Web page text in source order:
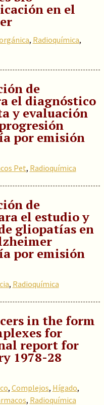
en el
, Radioquímica,
de
el diagnóstico
y evaluación
por emisión
Pet, Radioquímica
de
el estudio y
gliopatías en
por emisión
, Radioquímica
in the form
for
report for
1978-28
, Complejos, Hígado,
, Radioquímica